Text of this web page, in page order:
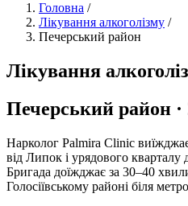
Головна /
Лікування алкоголізму /
Печерський район
Лікування
Печерський район ·
Нарколог Palmira Clinic
від Липок і урядового кварталу
Бригада доїжджає за 30–40
Голосіївському районі біля